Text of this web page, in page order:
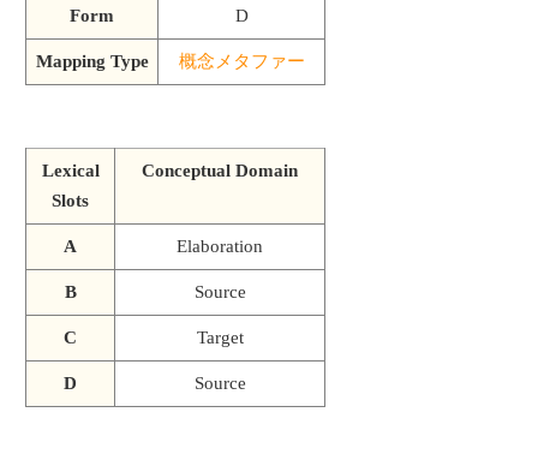
Form
D
Mapping Type 概念メタファー
Lexical
Slots
Conceptual Domain
A Elaboration
B Source
C Target
D Source